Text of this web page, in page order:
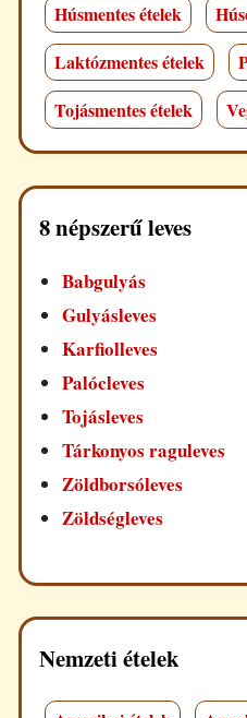
Húsmentes ételek
Laktózmentes ételek
Tojásmentes ételek
8 népszerű leves
Babgulyás
Gulyásleves
Karfiolleves
Palócleves
Tojásleves
Tárkonyos raguleves
Zöldborsóleves
Zöldségleves
Nemzeti ételek